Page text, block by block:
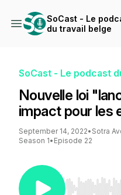
SoCast - Le
du travail belge
SoCast - Le podcast
Nouvelle loi
impact pour les
September 14, 2022• Sotra
Season 1• Episode 22